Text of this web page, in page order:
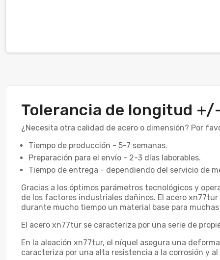
Tolerancia de longitud
¿Necesita otra calidad de acero o dimensión? Por
Tiempo de producción - 5-7 semanas.
Preparación para el envío - 2-3 días laborables.
Tiempo de entrega - dependiendo del servicio de
Gracias a los óptimos parámetros tecnológicos y
de los factores industriales dañinos. El acero
durante mucho tiempo un material base para
El acero xn77tur se caracteriza por una serie de
En la aleación xn77tur, el níquel asegura una
caracteriza por una alta resistencia a la corrosión y